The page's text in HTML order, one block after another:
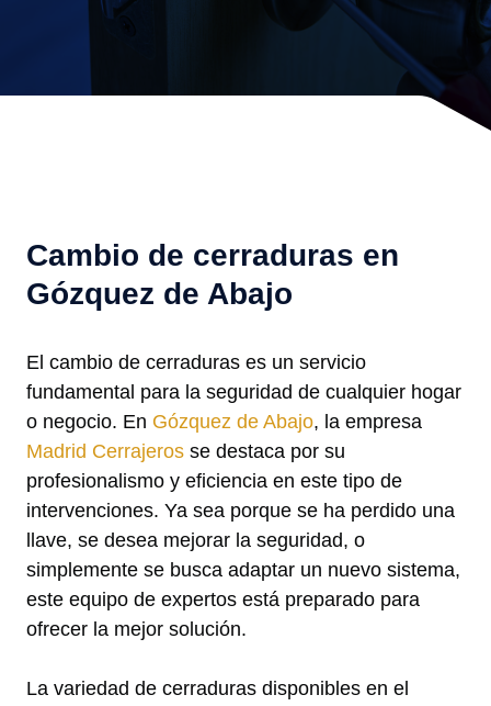
Cambio de cerraduras en
Gózquez de Abajo
El cambio de cerraduras es un servicio
fundamental para la seguridad de cualquier hogar
o negocio. En Gózquez de Abajo, la empresa
Madrid Cerrajeros se destaca por su
profesionalismo y eficiencia en este tipo de
intervenciones. Ya sea porque se ha perdido una
llave, se desea mejorar la seguridad, o
simplemente se busca adaptar un nuevo sistema,
este equipo de expertos está preparado para
ofrecer la mejor solución.
La variedad de cerraduras disponibles en el